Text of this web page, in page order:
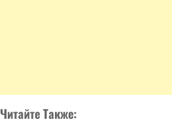
Читайте Также: